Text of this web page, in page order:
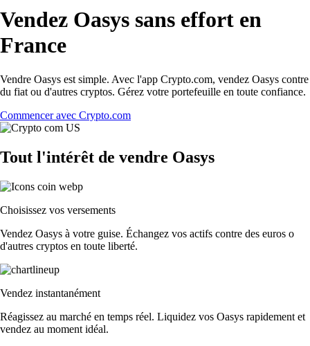
Vendez Oasys sans effort en
France
Vendre Oasys est simple. Avec l'app Crypto.com, vendez Oasys contre
du fiat ou d'autres cryptos. Gérez votre portefeuille en toute confiance.
Commencer avec Crypto.com
Tout l'intérêt de vendre Oasys
Choisissez vos versements
Vendez Oasys à votre guise. Échangez vos actifs contre des euros o
d'autres cryptos en toute liberté.
Vendez instantanément
Réagissez au marché en temps réel. Liquidez vos Oasys rapidement et
vendez au moment idéal.